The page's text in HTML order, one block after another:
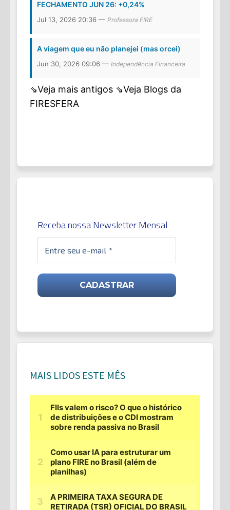
FECHAMENTO JUN 26: +0,24%
Jul 13, 2026 20:36 — Professora FIRE
A viagem que eu não planejei (mas orcei)
Jun 30, 2026 09:06 — Independência Financeira
⇘Veja mais antigos ⇘Veja Blogs da
FIRESFERA
Receba nossa Newsletter Mensal
MAIS LIDOS ESTE MÊS